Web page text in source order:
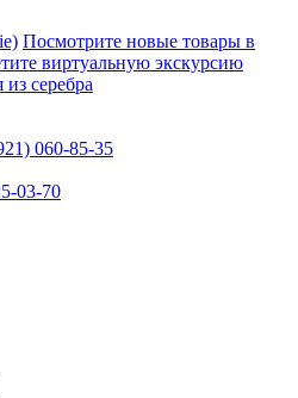
Посмотрите новые товары в
виртуальную экскурсию
060-85-35
03-70